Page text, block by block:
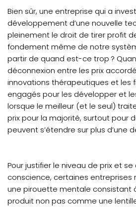
Bien sûr, une entreprise qui a
développement d’une nouvelle
pleinement le droit de tirer profit
fondement même de notre
partir de quand est-ce trop ?
déconnexion entre les prix
innovations thérapeutiques et les
engagés pour les développer et
lorsque le meilleur (et le seul)
prix pour la majorité, surtout pour
peuvent s’étendre sur plus d’une
Pour justifier le niveau de prix et
conscience, certaines entreprises
une pirouette mentale consistant
produit non pas comme une